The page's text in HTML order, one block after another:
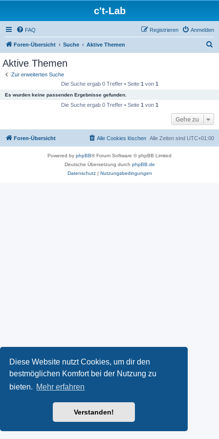
Diese Website nutzt Cookies, um dir den
bestmöglichen Komfort bei der Nutzung zu
bieten. Mehr erfahren
Verstanden!
c't-Lab
FAQ Anmelden
Registrieren
Foren-Übersicht Suche Aktive Themen
Aktive Themen
Zur erweiterten Suche
Die Suche ergab 0 Treffer • Seite 1 von 1
Es wurden keine passenden Ergebnisse gefunden.
Die Suche ergab 0 Treffer • Seite 1 von 1
Gehe zu
Foren-Übersicht Alle Zeiten sind UTC+01:00
Alle Cookies löschen
Powered by phpBB® Forum Software © phpBB Limited
Deutsche Übersetzung durch phpBB.de
Datenschutz| Nutzungsbedingungen